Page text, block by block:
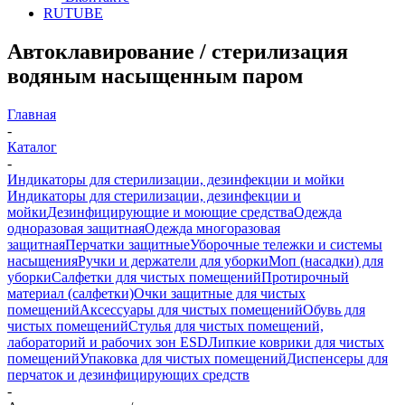
RUTUBE
Автоклавирование / стерилизация
водяным насыщенным паром
Главная
-
Каталог
-
Индикаторы для стерилизации, дезинфекции и мойки
Индикаторы для стерилизации, дезинфекции и
мойкиДезинфицирующие и моющие средстваОдежда
одноразовая защитнаяОдежда многоразовая
защитнаяПерчатки защитныеУборочные тележки и системы
насыщенияРучки и держатели для уборкиМоп (насадки) для
уборкиСалфетки для чистых помещенийПротирочный
материал (салфетки)Очки защитные для чистых
помещенийАксессуары для чистых помещенийОбувь для
чистых помещенийСтулья для чистых помещений,
лабораторий и рабочих зон ESDЛипкие коврики для чистых
помещенийУпаковка для чистых помещенийДиспенсеры для
перчаток и дезинфицирующих средств
-